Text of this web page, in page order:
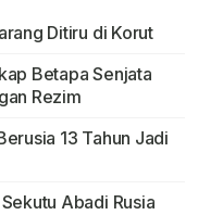
Ditiru di Korut
Betapa Senjata
Rezim
13 Tahun Jadi
Abadi Rusia